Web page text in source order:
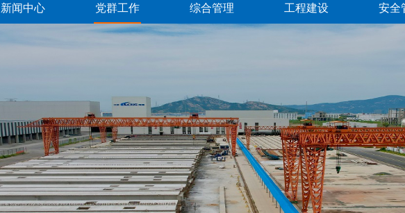
新闻中心 党群工作 综合管理 工程建设 安全